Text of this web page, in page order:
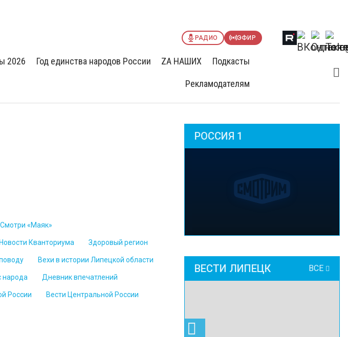
РАДИО ЭФИР
2026 Год единства народов России ZА НАШИХ Подкасты
Рекламодателям
Смотри «Маяк»
Новости Кванториума Здоровый регион
Вехи в истории Липецкой области
народа Дневник впечатлений
России Вести Центральной России
РОССИЯ 1
ВЕСТИ ЛИПЕЦК ВСЕ